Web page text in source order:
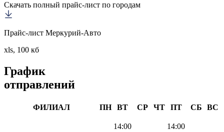
Скачать полный прайс-лист по городам
Прайс-лист Меркурий-Авто
xls, 100 кб
График
отправлений
ФИЛИАЛ ПН ВТ СР ЧТ ПТ СБ ВС
14:00
14:00